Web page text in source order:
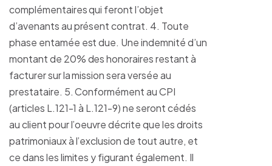
complémentaires qui feront l’objet
d’avenants au présent contrat. 4. Toute
phase entamée est due. Une indemnité d’un
montant de 20% des honoraires restant à
facturer sur la mission sera versée au
prestataire. 5. Conformément au CPI
(articles L.121-1 à L.121-9) ne seront cédés
au client pour l’oeuvre décrite que les droits
patrimoniaux à l’exclusion de tout autre, et
ce dans les limites y figurant également. Il